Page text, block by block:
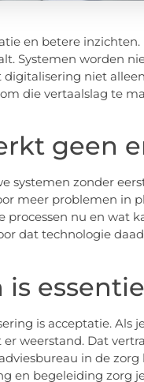
en betere
Systemen worden
niet
die vertaalslag te
geen
systemen zonder
meer problemen in
processen nu en wat
dat technologie
is acceptatie.
weerstand. Dat
in de
en begeleiding zorg